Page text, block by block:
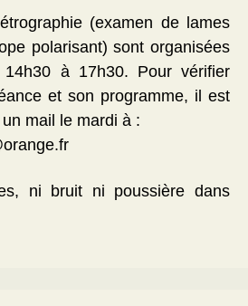
(examen de lames
polarisant) sont organisées
à 17h30. Pour vérifier
et son programme, il est
mail le mardi à :
ni bruit ni poussière dans